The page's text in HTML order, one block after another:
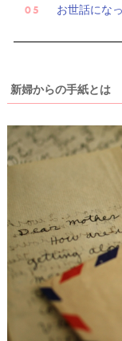
お世話にな
新婦からの手紙とは
試
着